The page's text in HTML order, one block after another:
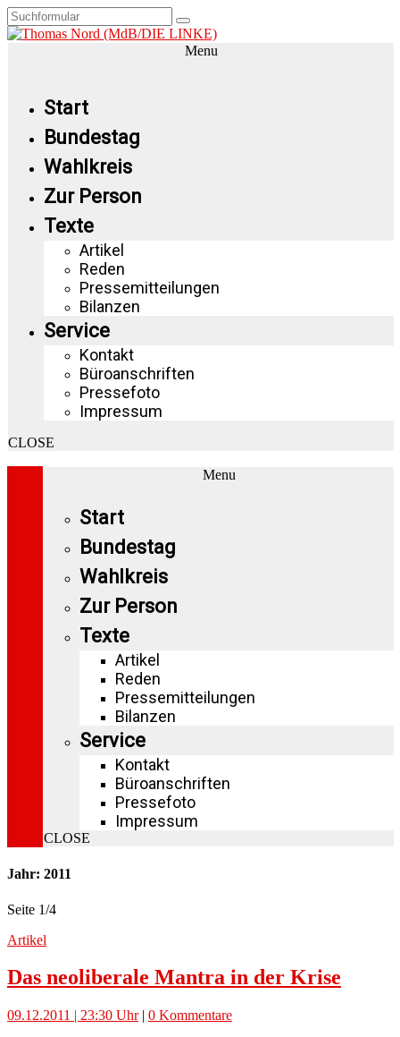
Menu
Start
Bundestag
Wahlkreis
Zur Person
Texte
Artikel
Reden
Pressemitteilungen
Bilanzen
Service
Kontakt
Büroanschriften
Pressefoto
Impressum
CLOSE
Menu
Start
Bundestag
Wahlkreis
Zur Person
Texte
Artikel
Reden
Pressemitteilungen
Bilanzen
Service
Kontakt
Büroanschriften
Pressefoto
Impressum
CLOSE
Jahr: 2011
Seite 1/4
Artikel
Das neoliberale Mantra in der Krise
09.12.2011 | 23:30 Uhr| 0 Kommentare